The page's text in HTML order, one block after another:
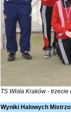
TS Wisła Kraków -
Wyniki Halowych